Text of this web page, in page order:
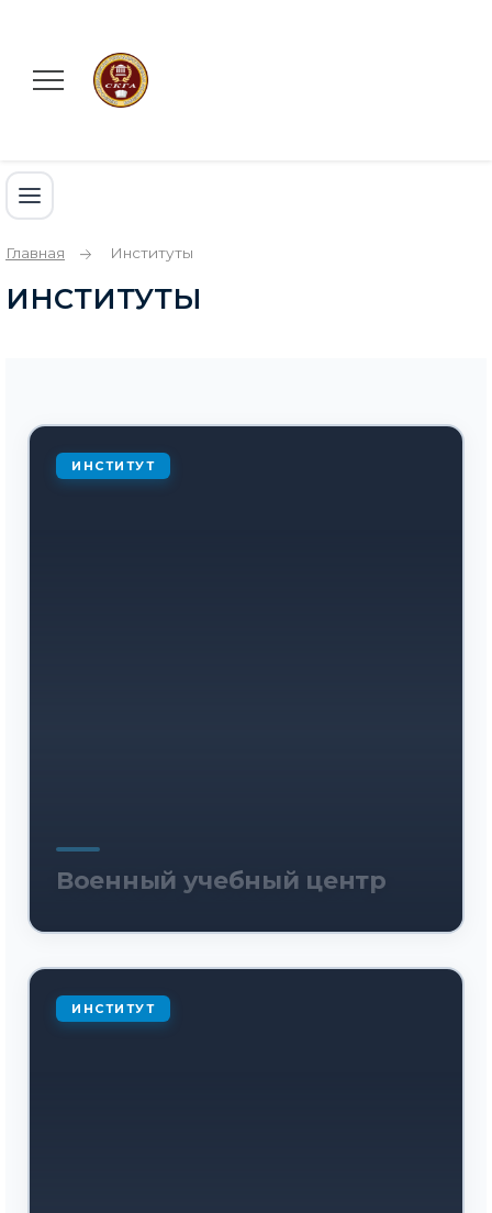
Главная Институты
ИНСТИТУТЫ
Военный учебный центр
ИНСТИТУТ
ИНСТИТУТ